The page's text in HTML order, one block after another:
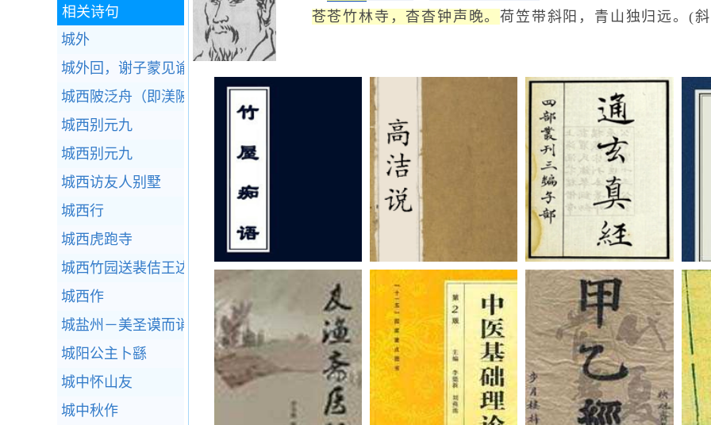
苍苍竹林寺，杳杳钟声晚。荷笠带斜阳，青山独归远。(
相关诗句
城外
城外回，谢子蒙见谕
城西陂泛舟（即渼陂）
城西别元九
城西别元九
城西访友人别墅
城西行
城西虎跑寺
城西竹园送裴佶王达
城西作
城盐州－美圣谟而诮边将也（贞元壬申岁，特诏城之）
城阳公主卜繇
城中怀山友
城中秋作